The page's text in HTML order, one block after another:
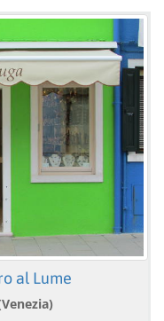
al Lume